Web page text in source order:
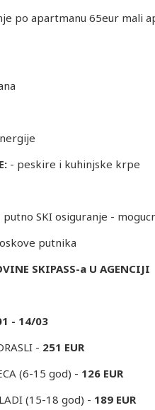
po apartmanu 65eur mali
- peskire i kuhinjske krpe
SKI osiguranje -
putnika
SKIPASS-a U AGENCIJI
- 14/03
- 251 EUR
(6-15 god) - 126 EUR
(15-18 god) - 189 EUR